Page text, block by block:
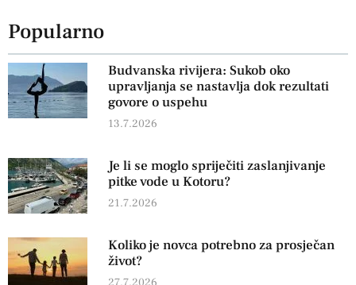
Popularno
Budvanska rivijera: Sukob oko
upravljanja se nastavlja dok rezultati
govore o uspehu
13.7.2026
Je li se moglo spriječiti zaslanjivanje
pitke vode u Kotoru?
21.7.2026
Koliko je novca potrebno za prosječan
život?